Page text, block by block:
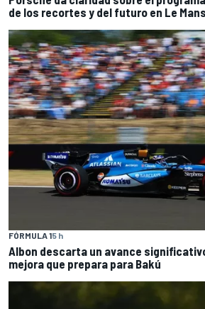
de los recortes y del futuro en Le Mans
FÓRMULA 15 h
Albon descarta un avance
mejora que prepara para Bakú